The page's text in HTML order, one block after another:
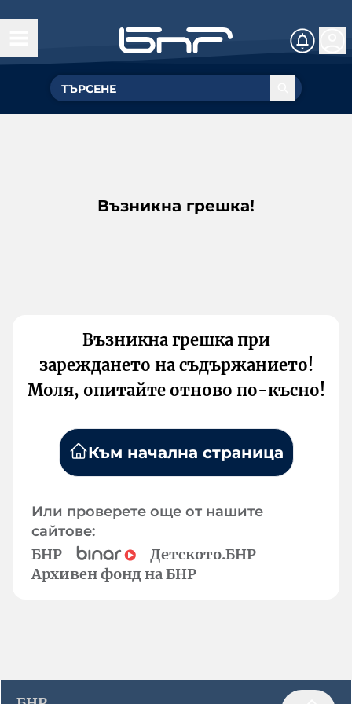
Възникна грешка!
Възникна грешка при
зареждането на съдържанието!
Моля, опитайте отново по-късно!
Към начална страница
Или проверете още от нашите
сайтове:
БНР
Детското.БНР
Архивен фонд на БНР